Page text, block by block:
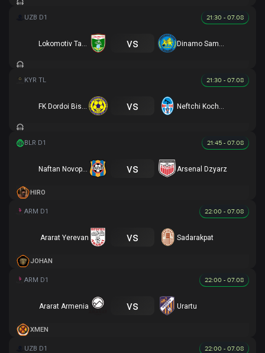
21:30 - 07.08
vs
21:30 - 07.08
vs
21:45 - 07.08
Naftan Novopolotsk vs Arsenal Dzyarz
HIRO
22:00 - 07.08
Ararat Yerevan vs Sadarakpat
JOHAN
22:00 - 07.08
Ararat Armenia vs Urartu
XMEN
22:00 - 07.08